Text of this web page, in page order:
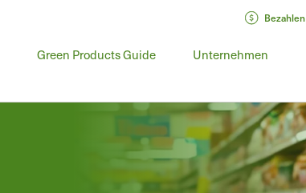
Green Products Guide Unternehmen
Bezahlen